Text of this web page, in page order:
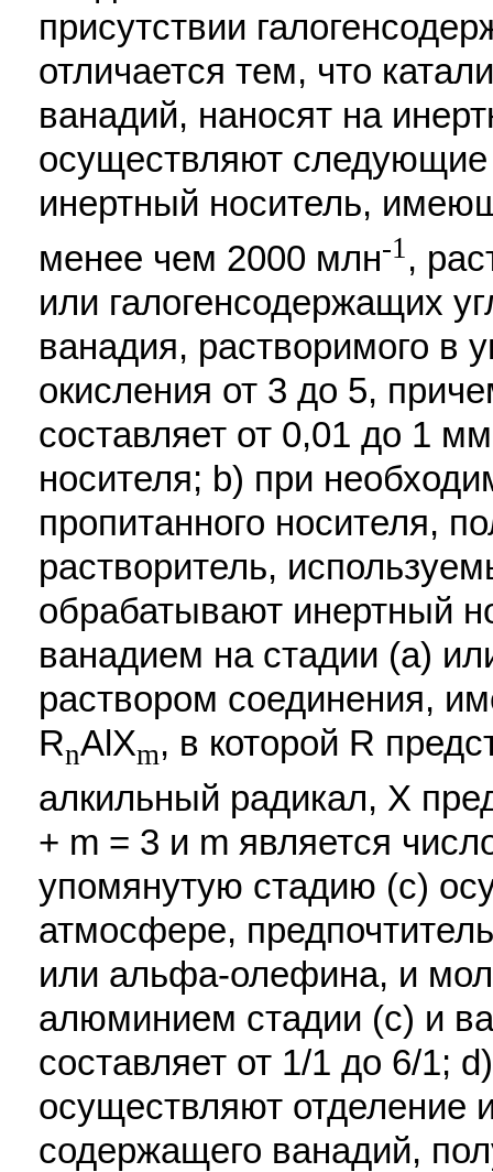
присутствии
отличается тем, что
ванадий, наносят на
осуществляют
инертный носитель,
менее чем 2000 млн-1,
или галогенсодержащих
ванадия, растворимого в
окисления от 3 до 5,
составляет от 0,01 до 1
носителя; b) при
пропитанного носителя,
растворитель,
обрабатывают инертный
ванадием на стадии (а)
раствором соединения,
RnAlXm, в которой R
алкильный радикал, Х
+ m = 3 и m является
упомянутую стадию (с)
атмосфере,
или альфа-олефина, и
алюминием стадии (с) и
составляет от 1/1 до 6/1;
осуществляют отделение
содержащего ванадий,